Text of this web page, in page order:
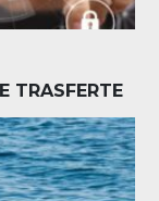
TRASFERTE